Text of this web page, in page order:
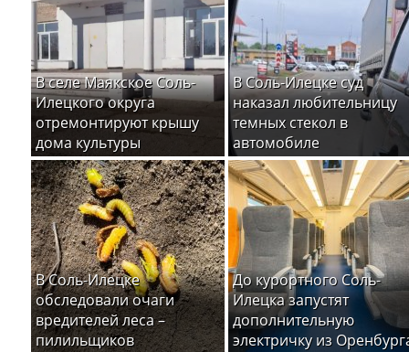
В селе Маякское Соль-
Илецкого округа
отремонтируют крышу
дома культуры
В Соль-Илецке суд
наказал любительницу
темных стекол в
автомобиле
В Соль-Илецке
обследовали очаги
вредителей леса –
пилильщиков
До курортного Соль-
Илецка запустят
дополнительную
электричку из